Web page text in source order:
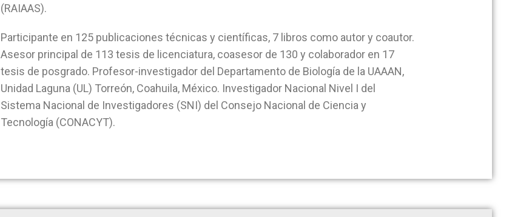
(RAIAAS).
Participante en 125 publicaciones técnicas y científicas, 7 libros como autor y coautor.
Asesor principal de 113 tesis de licenciatura, coasesor de 130 y colaborador en 17
tesis de posgrado. Profesor-investigador del Departamento de Biología de la UAAAN,
Unidad Laguna (UL) Torreón, Coahuila, México. Investigador Nacional Nivel I del
Sistema Nacional de Investigadores (SNI) del Consejo Nacional de Ciencia y
Tecnología (CONACYT).